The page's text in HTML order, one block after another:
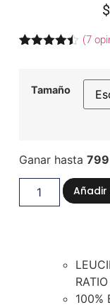
$
base a
(7
Tamaño
Ganar hasta 799
Añadir
100%